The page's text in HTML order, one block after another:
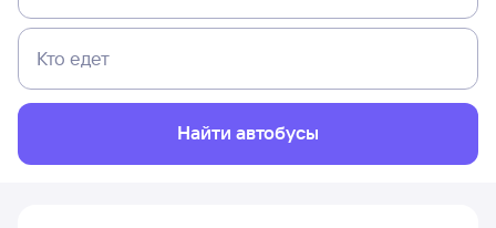
Кто едет
Найти автобусы